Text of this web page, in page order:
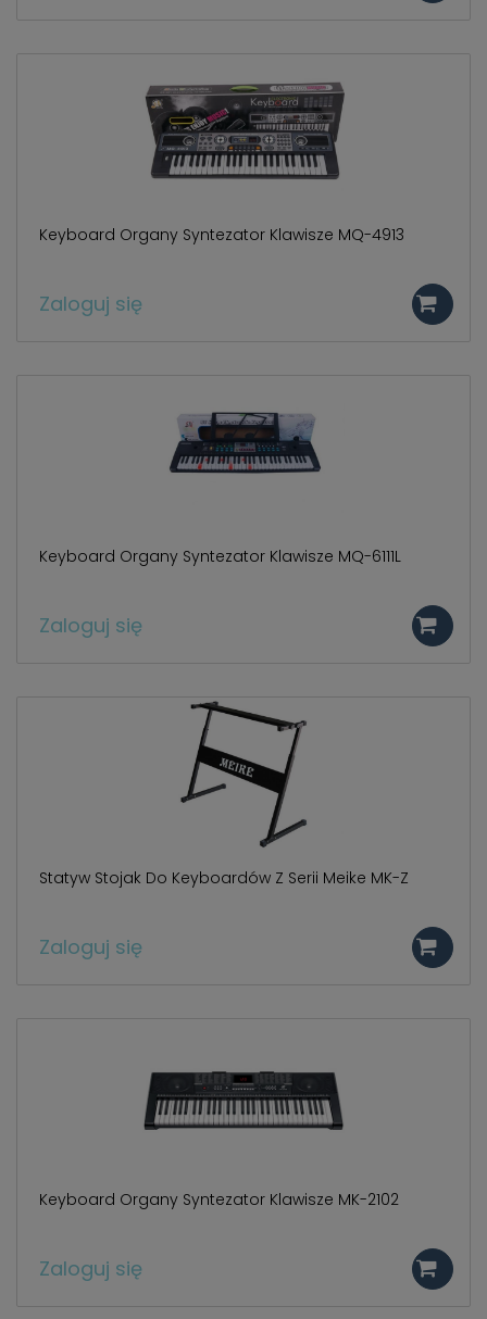
Keyboard Organy Syntezator Klawisze MQ-4913
Zaloguj się
Keyboard Organy Syntezator Klawisze MQ-6111L
Zaloguj się
Statyw Stojak Do Keyboardów Z Serii Meike MK-Z
Zaloguj się
Keyboard Organy Syntezator Klawisze MK-2102
Zaloguj się